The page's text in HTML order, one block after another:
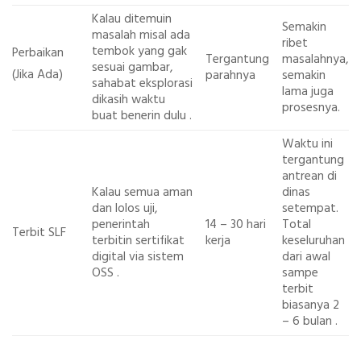
Perbaikan
(Jika Ada)
Kalau ditemuin
masalah misal ada
tembok yang gak
sesuai gambar,
sahabat eksplorasi
dikasih waktu
buat benerin dulu .
Tergantung
parahnya
Semakin
ribet
masalahnya,
semakin
lama juga
prosesnya.
Terbit SLF
Kalau semua aman
dan lolos uji,
penerintah
terbitin sertifikat
digital via sistem
OSS .
14 – 30 hari
kerja
Waktu ini
tergantung
antrean di
dinas
setempat.
Total
keseluruhan
dari awal
sampe
terbit
biasanya 2
– 6 bulan .